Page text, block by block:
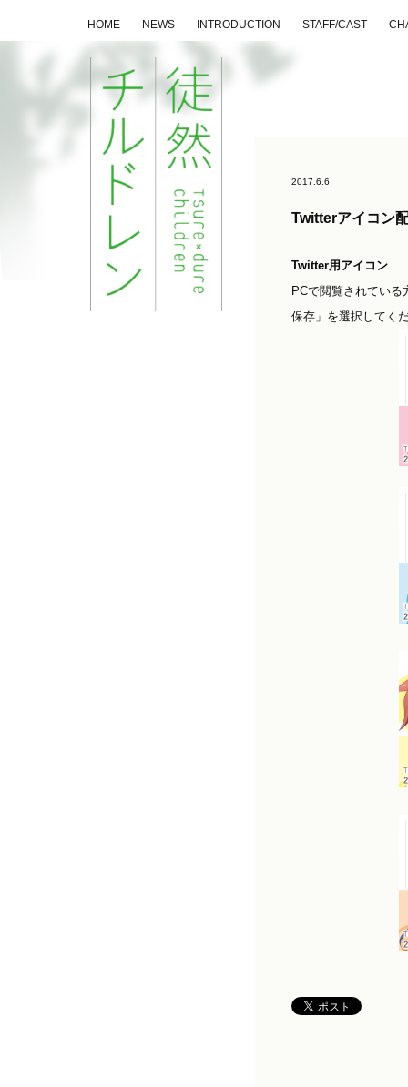
HOME NEWS INTRODUCTION STAFF/CAST
2017.6.6
Twitterアイコン
Twitter用アイコン
PCで閲覧されてい
保存」を選択してく